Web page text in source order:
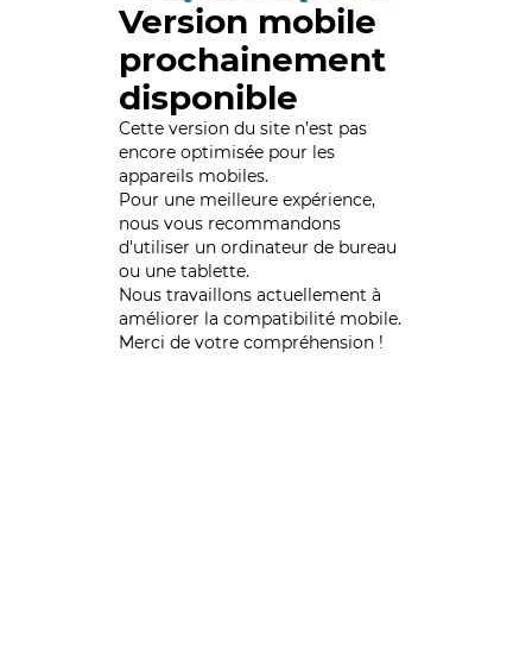
Version mobile
prochainement
disponible
Cette version du site n’est pas
encore optimisée pour les
appareils mobiles.
Pour une meilleure expérience,
nous vous recommandons
d'utiliser un ordinateur de bureau
ou une tablette.
Nous travaillons actuellement à
améliorer la compatibilité mobile.
Merci de votre compréhension !